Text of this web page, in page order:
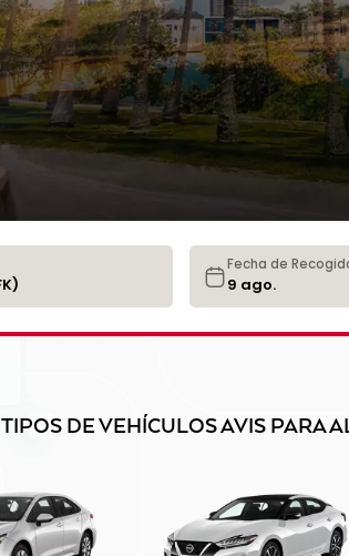
Fecha de
TIPOS DE VEHÍCULOS AVIS PARA